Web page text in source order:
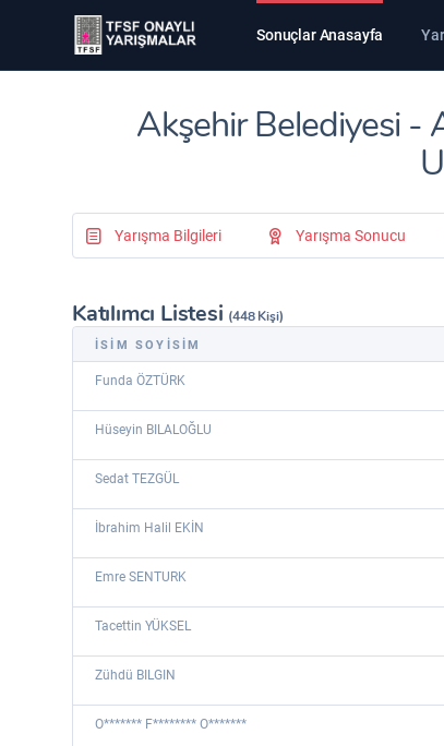
Sonuçlar Anasayfa
Akşehir Belediyesi -
Yarışma Bilgileri Yarışma Sonucu
Katılımcı Listesi (448 Kişi)
İSİM SOYİSİM
Funda ÖZTÜRK
Hüseyin BILALOĞLU
Sedat TEZGÜL
İbrahim Halil EKİN
Emre SENTURK
Tacettin YÜKSEL
Zühdü BILGIN
O******* F******** O*******